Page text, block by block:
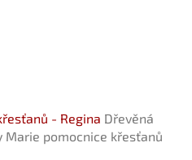
- Regina Dřevěná
Marie pomocnice křesťanů